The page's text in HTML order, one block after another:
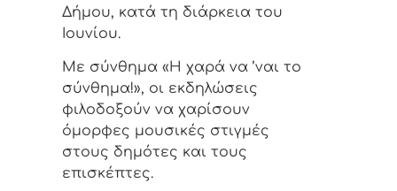
Δήμου, κατά τη διάρκεια του
Ιουνίου.
Με σύνθημα «Η χαρά να ’ναι το
σύνθημα!», οι εκδηλώσεις
φιλοδοξούν να χαρίσουν
όμορφες μουσικές στιγμές
στους δημότες και τους
επισκέπτες.